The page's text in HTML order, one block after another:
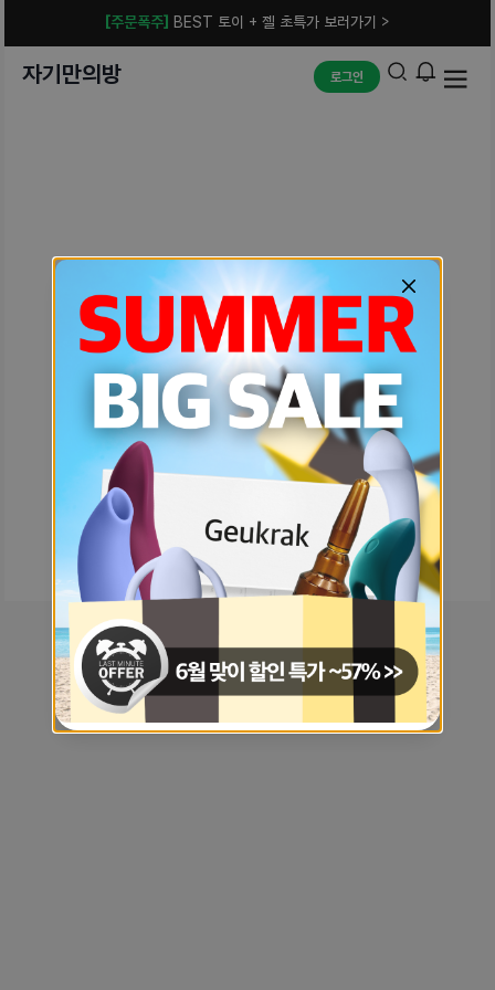
[주문폭주] BEST 토이 + 젤 초특가 보러가기 >
자기만의방 로그인
예상치 못한 에러입니다.